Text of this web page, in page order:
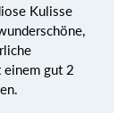
Kulisse
einem gut 2